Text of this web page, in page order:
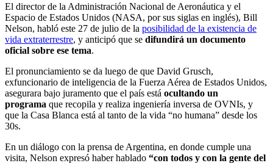
El director de la Administración Nacional de Aeronáutica y el
Espacio de Estados Unidos (NASA, por sus siglas en inglés), Bill
Nelson, habló este 27 de julio de la posibilidad de la existencia de
vida extraterrestre, y anticipó que se difundirá un documento
oficial sobre ese tema.
El pronunciamiento se da luego de que David Grusch,
exfuncionario de inteligencia de la Fuerza Aérea de Estados Unidos,
asegurara bajo juramento que el país está ocultando un
programa que recopila y realiza ingeniería inversa de OVNIs, y
que la Casa Blanca está al tanto de la vida “no humana” desde los
30s.
En un diálogo con la prensa de Argentina, en donde cumple una
visita, Nelson expresó haber hablado “con todos y con la gente del